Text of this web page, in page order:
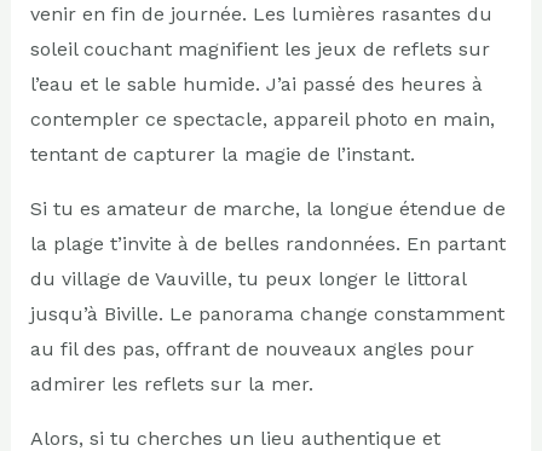
venir en fin de journée. Les lumières rasantes du
soleil couchant magnifient les jeux de reflets sur
l’eau et le sable humide. J’ai passé des heures à
contempler ce spectacle, appareil photo en main,
tentant de capturer la magie de l’instant.
Si tu es amateur de marche, la longue étendue de
la plage t’invite à de belles randonnées. En partant
du village de Vauville, tu peux longer le littoral
jusqu’à Biville. Le panorama change constamment
au fil des pas, offrant de nouveaux angles pour
admirer les reflets sur la mer.
Alors, si tu cherches un lieu authentique et